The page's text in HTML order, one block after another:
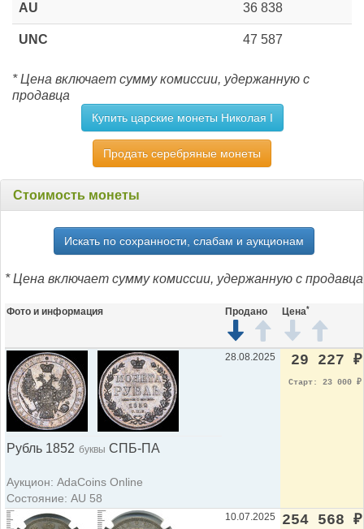
AU 36 838
UNC 47 587
* Цена включает сумму комиссии, удержанную с
продавца
Купить царские монеты Николая I
Продать серебряные монеты
Стоимость монеты
Искать по сохранности, слабам и аукционам
* Цена включает сумму комиссии, удержанную с продавца
Фото и информация Продано Цена*
Рубль 1852 буквы СПБ-ПА
Аукцион: AdaCoins Online
Состояние: AU 58
28.08.2025 29 227 ₽
Старт: 23 000 ₽
10.07.2025 254 568 ₽